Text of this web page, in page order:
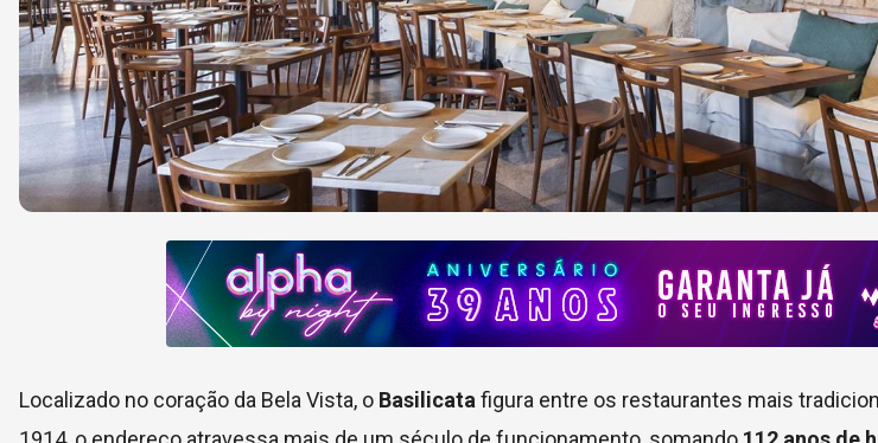
Localizado no coração da Bela Vista, o Basilicata figura entre os restaurantes mais